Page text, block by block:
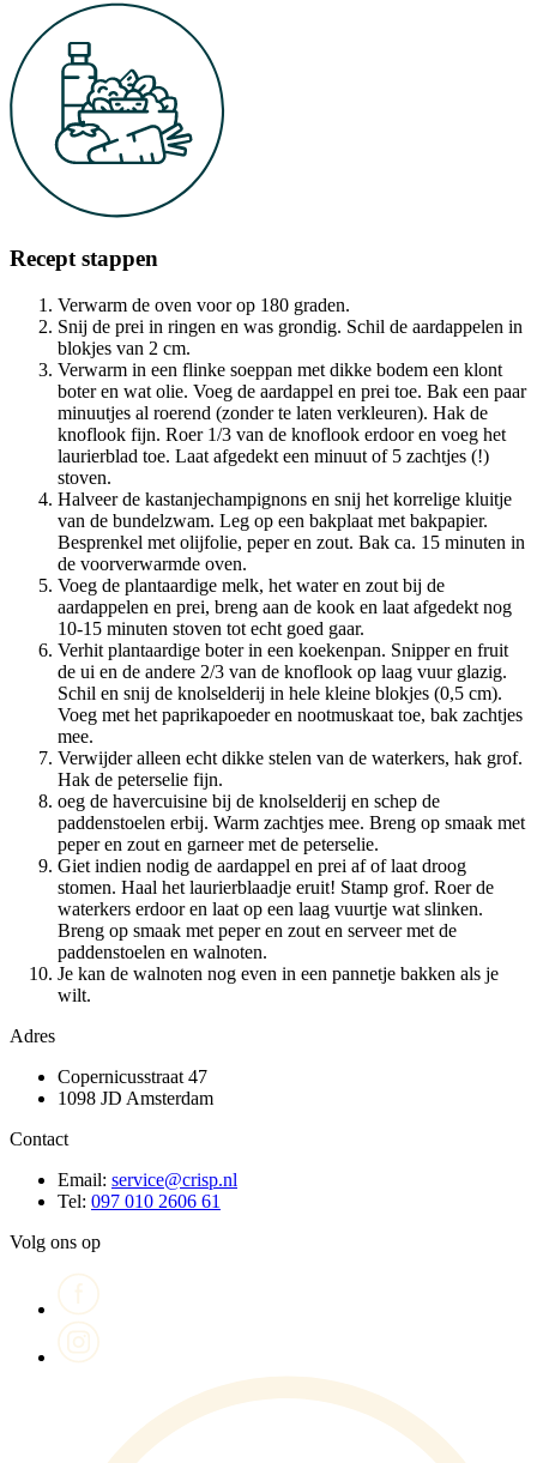
Recept stappen
Verwarm de oven voor op 180 graden.
Snij de prei in ringen en was grondig. Schil de aardappelen in
blokjes van 2 cm.
Verwarm in een flinke soeppan met dikke bodem een klont
boter en wat olie. Voeg de aardappel en prei toe. Bak een paar
minuutjes al roerend (zonder te laten verkleuren). Hak de
knoflook fijn. Roer 1/3 van de knoflook erdoor en voeg het
laurierblad toe. Laat afgedekt een minuut of 5 zachtjes (!)
stoven.
Halveer de kastanjechampignons en snij het korrelige kluitje
van de bundelzwam. Leg op een bakplaat met bakpapier.
Besprenkel met olijfolie, peper en zout. Bak ca. 15 minuten in
de voorverwarmde oven.
Voeg de plantaardige melk, het water en zout bij de
aardappelen en prei, breng aan de kook en laat afgedekt nog
10-15 minuten stoven tot echt goed gaar.
Verhit plantaardige boter in een koekenpan. Snipper en fruit
de ui en de andere 2/3 van de knoflook op laag vuur glazig.
Schil en snij de knolselderij in hele kleine blokjes (0,5 cm).
Voeg met het paprikapoeder en nootmuskaat toe, bak zachtjes
mee.
Verwijder alleen echt dikke stelen van de waterkers, hak grof.
Hak de peterselie fijn.
oeg de havercuisine bij de knolselderij en schep de
paddenstoelen erbij. Warm zachtjes mee. Breng op smaak met
peper en zout en garneer met de peterselie.
Giet indien nodig de aardappel en prei af of laat droog
stomen. Haal het laurierblaadje eruit! Stamp grof. Roer de
waterkers erdoor en laat op een laag vuurtje wat slinken.
Breng op smaak met peper en zout en serveer met de
paddenstoelen en walnoten.
Je kan de walnoten nog even in een pannetje bakken als je
wilt.
Adres
Copernicusstraat 47
1098 JD Amsterdam
Contact
Email: service@crisp.nl
Tel: 097 010 2606 61
Volg ons op